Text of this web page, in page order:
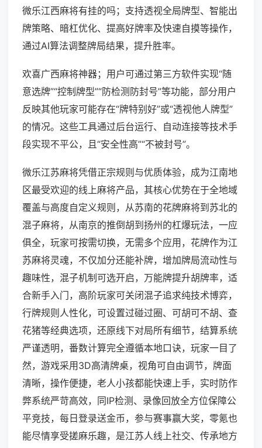
微乐江西麻将有挂的吗；支持透视全局牌型、智能出
牌策略、暗杠优化、提高好牌率及快速自摸等操作，
通过AI算法调整牌局结果，提升胜率。
欢喜广西麻将神器；用户可通过第三方软件实现“随
意选牌”“控制牌型”“防检测防封号”等功能，部分用户
反映其他玩家可能存在“牌特别好”或“透视他人牌型”
的情况。这些工具通过后台运行、自动连接等技术手
段实现不平公，且“安全性高”“不被封号”。
微乐江苏麻将凭借正宗规则与优质体验，成为江南地
区最受欢迎的线上麻将产品，其核心优势在于全地域
覆盖与高度自定义规则，从苏南的花牌麻将到苏北的
混子麻将，从南京的推倒胡到扬州的杠爆玩法，一应
俱全，玩家可按需切换，无需多个应用，花牌作为江
苏麻将灵魂，不仅加分还能补牌，增加牌局流动性与
趣味性，混子机制可选开启，万能牌提升胡牌率，适
合新手入门，高阶玩家可关闭混子追求纯技术博弈，
行牌规则人性化，可设置过碰过圈、可胡可不胡、查
花猪等经典选项，还原线下对局所有细节，结算系统
严谨透明，番数计算完全遵循本地口诀，玩家一目了
然，游戏采用3D高清牌桌，视角可自由调节，牌面
清晰，操作便捷，老人小孩都能快速上手，实时防作
弊系统严苛高效，同IP检测、录像回放全方位保障公
平竞技，每日登录送金币，参与赛事赢大奖，零氪也
能尽情享受搓麻乐趣，是江苏人线上社交、传承地方